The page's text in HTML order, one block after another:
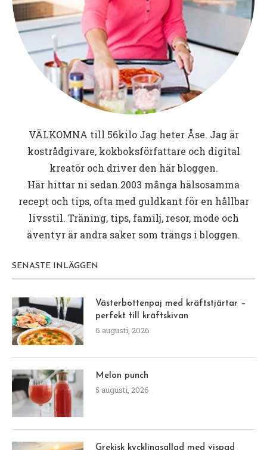
Min åttonde bok Mina böcker Recept
FÖRBOK: Viktminskning med
LCHF
av Åse 20 oktober, 2022
Reklam för egen verksamhet, innehåller reklam
genom annonslänkar till Bokus Nu kan man
förboka min åttonde (!) bok VIKTMINSKNING MED
LCHF – den hållbara modellen Ni känner igen den
titeln …